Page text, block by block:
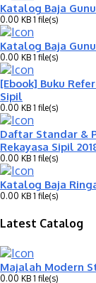
Katalog Baja
0.00 KB 1 file(s)
Katalog Baja
0.00 KB 1 file(s)
[Ebook] Buku
Sipil
0.00 KB 1 file(s)
Daftar Standar &
Rekayasa Sipil
0.00 KB 1 file(s)
Katalog Baja
0.00 KB 1 file(s)
Latest Catalog
Majalah Modern
0.00 KB 1 file(s)